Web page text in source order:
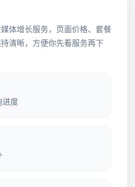
体增长服务，页面价格、套餐
清晰，方便你先看服务再下
进度